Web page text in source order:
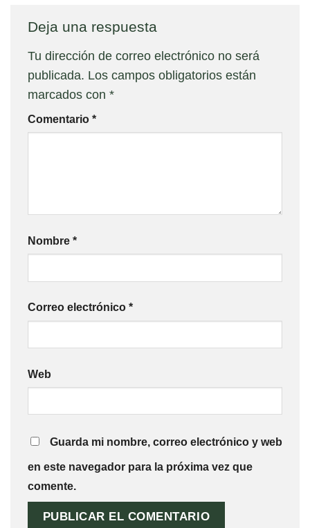
Deja una respuesta
Tu dirección de correo electrónico no será
publicada. Los campos obligatorios están
marcados con *
Comentario *
Nombre *
Correo electrónico *
Web
Guarda mi nombre, correo electrónico y web
en este navegador para la próxima vez que
comente.